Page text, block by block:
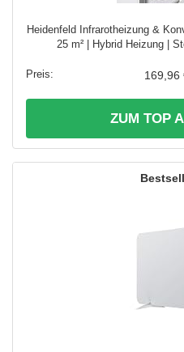
Heidenfeld Infrarotheizung &
25 m² | Hybrid Heizung |
169,96
ZUM TOP